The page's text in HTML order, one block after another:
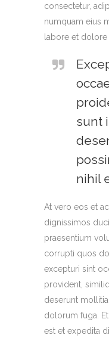
consectetur,
numquam eius
labore et dolore
sunt
nihil
At vero eos et
dignissimos
praesentium
corrupti quos
excepturi sint
provident,
deserunt
dolorum fuga.
est et expedita